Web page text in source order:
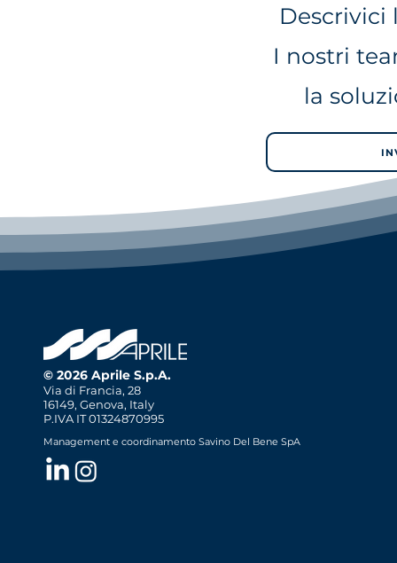
Descrivici
I nostri
la
© 2026 Aprile S.p.A.
Via di Francia, 28
16149, Genova, Italy
P.IVA IT 01324870995
Management e coordinamento Savino Del Bene SpA